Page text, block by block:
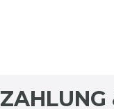
ZAHLUNG